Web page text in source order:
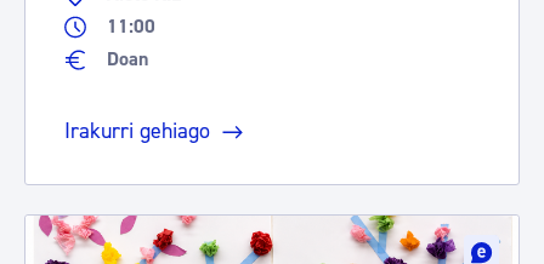
11:00
Doan
Irakurri gehiago